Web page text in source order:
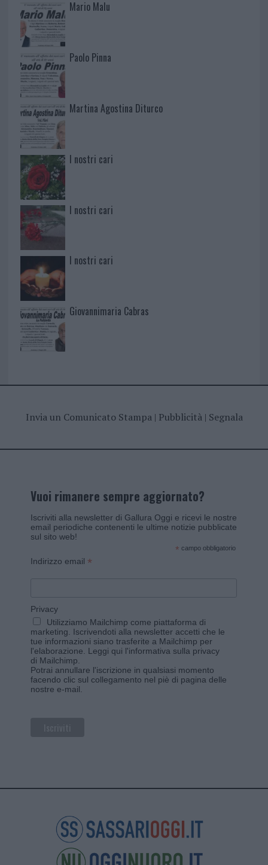
Mario Malu
Paolo Pinna
Martina Agostina Diturco
I nostri cari
I nostri cari
I nostri cari
Giovannimaria Cabras
Invia un Comunicato Stampa| Pubblicità| Segnala
Vuoi rimanere sempre aggiornato?
Iscriviti alla newsletter di Gallura Oggi e ricevi le nostre
email periodiche contenenti le ultime notizie pubblicate
sul sito web!
* campo obbligatorio
Indirizzo email *
Privacy
Utilizziamo Mailchimp come piattaforma di
marketing. Iscrivendoti alla newsletter accetti che le
tue informazioni siano trasferite a Mailchimp per
l'elaborazione. Leggi qui l'informativa sulla privacy
di Mailchimp
Potrai annullare l'iscrizione in qualsiasi momento
facendo clic sul collegamento nel piè di pagina delle
nostre e-mail.